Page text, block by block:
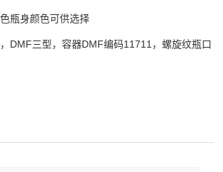
瓶身颜色可供选择
三型，容器DMF编码11711，螺旋纹瓶口